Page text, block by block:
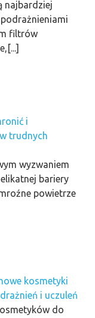
najbardziej
filtrów
i
trudnych
wyzwaniem
bariery
powietrze
kosmetyki
i uczuleń
do